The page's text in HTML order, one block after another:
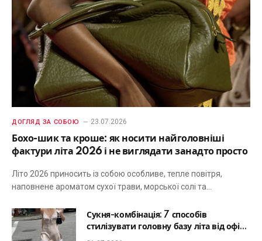
ДОГЛЯД ЗА СОБОЮ 23.07.2026
Бохо-шик та кроше: як носити найголовніші
фактури літа 2026 і не виглядати занадто просто
Літо 2026 приносить із собою особливе, тепле повітря,
наповнене ароматом сухої трави, морської солі та…
Сукня-комбінація: 7 способів
стилізувати головну базу літа від офісу
до романтичної вечері